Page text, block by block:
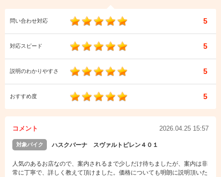
問い合わせ対応 5
対応スピード 5
説明のわかりやすさ 5
おすすめ度 5
コメント 2026.04.25 15:57
対象バイク ハスクバーナ スヴァルトピレン４０１
人気のあるお店なので、案内されるまで少しだけ待ちましたが、案内は非
常に丁寧で、詳しく教えて頂けました。価格についても明朗に説明頂いた